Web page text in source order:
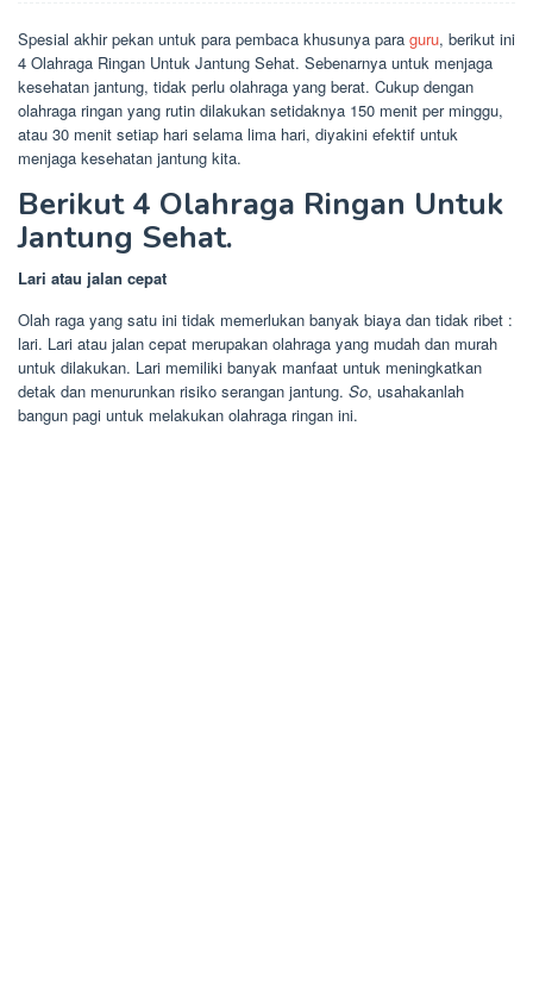
Spesial akhir pekan untuk para pembaca khusunya para guru, berikut ini
4 Olahraga Ringan Untuk Jantung Sehat. Sebenarnya untuk menjaga
kesehatan jantung, tidak perlu olahraga yang berat. Cukup dengan
olahraga ringan yang rutin dilakukan setidaknya 150 menit per minggu,
atau 30 menit setiap hari selama lima hari, diyakini efektif untuk
menjaga kesehatan jantung kita.
Berikut 4 Olahraga Ringan Untuk
Jantung Sehat.
Lari atau jalan cepat
Olah raga yang satu ini tidak memerlukan banyak biaya dan tidak ribet :
lari. Lari atau jalan cepat merupakan olahraga yang mudah dan murah
untuk dilakukan. Lari memiliki banyak manfaat untuk meningkatkan
detak dan menurunkan risiko serangan jantung. So, usahakanlah
bangun pagi untuk melakukan olahraga ringan ini.